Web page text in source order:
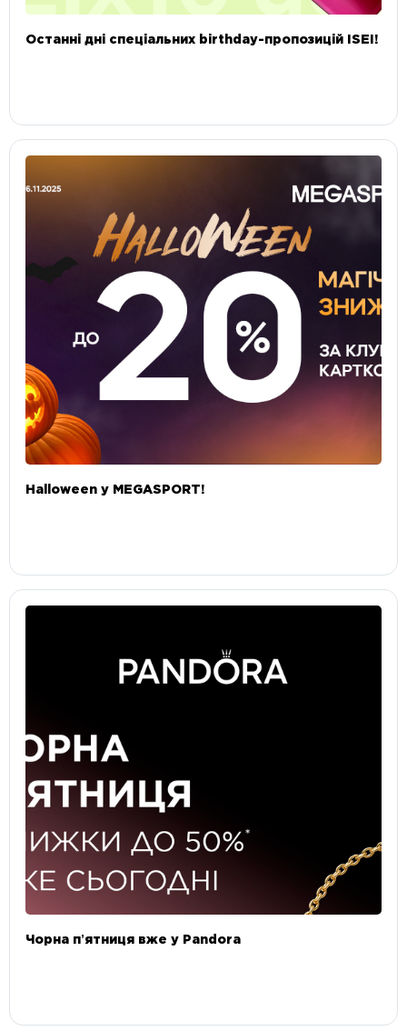
Останні дні спеціальних birthday-пропозицій ISEI!
Halloween у MEGASPORT!
Чорна пʼятниця вже у Pandora